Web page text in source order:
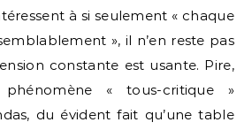
à si seulement « chaque
», il n’en reste pas
constante est usante. Pire,
« tous-critique »
du évident fait qu’une table